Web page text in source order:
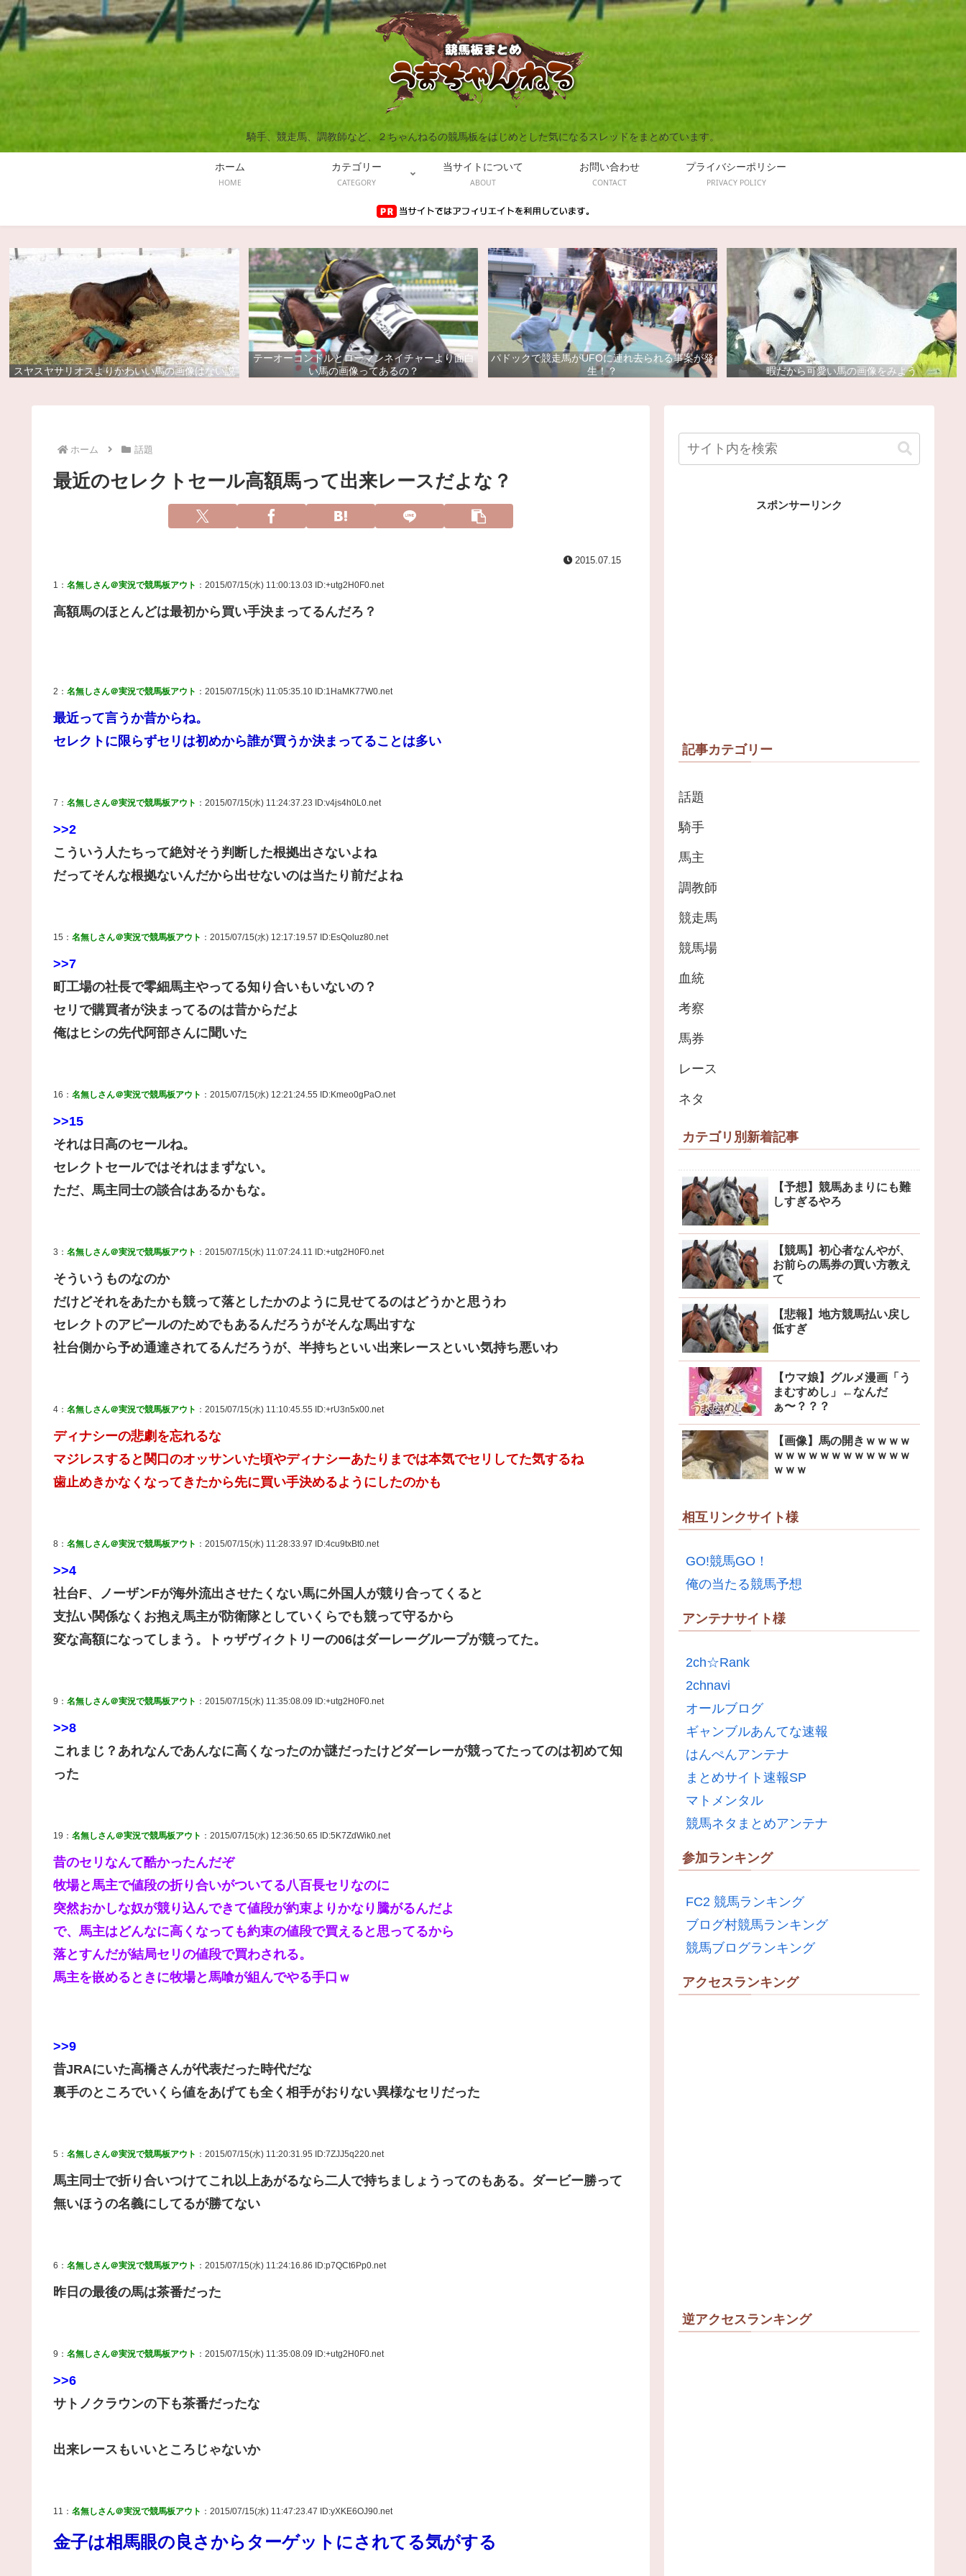
騎手、競走馬、調教師など、２ちゃんねるの競馬板をはじめとした気になるスレッドをまとめています。
ホーム
HOME
カテゴリー
CATEGORY
当サイトについて
ABOUT
お問い合わせ
CONTACT
プライバシーポリシー
PRIVACY POLICY
スヤスヤサリオスよりかわいい馬の画像はない説
テーオーコンドルとローマンネイチャーより面白
い馬の画像ってあるの？
パドックで競走馬がUFOに連れ去られる事案が発
生！？
暇だから可愛い馬の画像をみよう
ホーム 話題
最近のセレクトセール高額馬って出来レースだよな？
2015.07.15
1： 名無しさん＠実況で競馬板アウト ：2015/07/15(水) 11:00:13.03 ID:+utg2H0F0.net
高額馬のほとんどは最初から買い手決まってるんだろ？
2： 名無しさん＠実況で競馬板アウト ：2015/07/15(水) 11:05:35.10 ID:1HaMK77W0.net
最近って言うか昔からね。
セレクトに限らずセリは初めから誰が買うか決まってることは多い
7： 名無しさん＠実況で競馬板アウト ：2015/07/15(水) 11:24:37.23 ID:v4js4h0L0.net
>>2
こういう人たちって絶対そう判断した根拠出さないよね
だってそんな根拠ないんだから出せないのは当たり前だよね
15： 名無しさん＠実況で競馬板アウト ：2015/07/15(水) 12:17:19.57 ID:EsQoluz80.net
>>7
町工場の社長で零細馬主やってる知り合いもいないの？
セリで購買者が決まってるのは昔からだよ
俺はヒシの先代阿部さんに聞いた
16： 名無しさん＠実況で競馬板アウト ：2015/07/15(水) 12:21:24.55 ID:Kmeo0gPaO.net
>>15
それは日高のセールね。
セレクトセールではそれはまずない。
ただ、馬主同士の談合はあるかもな。
3： 名無しさん＠実況で競馬板アウト ：2015/07/15(水) 11:07:24.11 ID:+utg2H0F0.net
そういうものなのか
だけどそれをあたかも競って落としたかのように見せてるのはどうかと思うわ
セレクトのアピールのためでもあるんだろうがそんな馬出すな
社台側から予め通達されてるんだろうが、半持ちといい出来レースといい気持ち悪いわ
4： 名無しさん＠実況で競馬板アウト ：2015/07/15(水) 11:10:45.55 ID:+rU3n5x00.net
ディナシーの悲劇を忘れるな
マジレスすると関口のオッサンいた頃やディナシーあたりまでは本気でセリしてた気するね
歯止めきかなくなってきたから先に買い手決めるようにしたのかも
8： 名無しさん＠実況で競馬板アウト ：2015/07/15(水) 11:28:33.97 ID:4cu9txBt0.net
>>4
社台F、ノーザンFが海外流出させたくない馬に外国人が競り合ってくると
支払い関係なくお抱え馬主が防衛隊としていくらでも競って守るから
変な高額になってしまう。トゥザヴィクトリーの06はダーレーグループが競ってた。
9： 名無しさん＠実況で競馬板アウト ：2015/07/15(水) 11:35:08.09 ID:+utg2H0F0.net
>>8
これまじ？あれなんであんなに高くなったのか謎だったけどダーレーが競ってたってのは初めて知
った
19： 名無しさん＠実況で競馬板アウト ：2015/07/15(水) 12:36:50.65 ID:5K7ZdWik0.net
昔のセリなんて酷かったんだぞ
牧場と馬主で値段の折り合いがついてる八百長セリなのに
突然おかしな奴が競り込んできて値段が約束よりかなり騰がるんだよ
で、馬主はどんなに高くなっても約束の値段で買えると思ってるから
落とすんだが結局セリの値段で買わされる。
馬主を嵌めるときに牧場と馬喰が組んでやる手口ｗ
>>9
昔JRAにいた高橋さんが代表だった時代だな
裏手のところでいくら値をあげても全く相手がおりない異様なセリだった
5： 名無しさん＠実況で競馬板アウト ：2015/07/15(水) 11:20:31.95 ID:7ZJJ5q220.net
馬主同士で折り合いつけてこれ以上あがるなら二人で持ちましょうってのもある。ダービー勝って
無いほうの名義にしてるが勝てない
6： 名無しさん＠実況で競馬板アウト ：2015/07/15(水) 11:24:16.86 ID:p7QCt6Pp0.net
昨日の最後の馬は茶番だった
9： 名無しさん＠実況で競馬板アウト ：2015/07/15(水) 11:35:08.09 ID:+utg2H0F0.net
>>6
サトノクラウンの下も茶番だったな
出来レースもいいところじゃないか
11： 名無しさん＠実況で競馬板アウト ：2015/07/15(水) 11:47:23.47 ID:yXKE6OJ90.net
金子は相馬眼の良さからターゲットにされてる気がする
スポンサーリンク
記事カテゴリー
話題
騎手
馬主
調教師
競走馬
競馬場
血統
考察
馬券
レース
ネタ
カテゴリ別新着記事
【予想】競馬あまりにも難
しすぎるやろ
【競馬】初心者なんやが、
お前らの馬券の買い方教え
て
【悲報】地方競馬払い戻し
低すぎ
【ウマ娘】グルメ漫画「う
まむすめし」←なんだ
ぁ〜？？？
【画像】馬の開きｗｗｗｗ
ｗｗｗｗｗｗｗｗｗｗｗｗ
ｗｗｗ
相互リンクサイト様
GO!競馬GO！
俺の当たる競馬予想
アンテナサイト様
2ch☆Rank
2chnavi
オールブログ
ギャンブルあんてな速報
はんぺんアンテナ
まとめサイト速報SP
マトメンタル
競馬ネタまとめアンテナ
参加ランキング
FC2 競馬ランキング
ブログ村競馬ランキング
競馬ブログランキング
アクセスランキング
逆アクセスランキング